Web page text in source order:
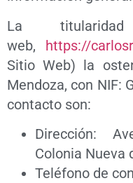
La
web, https://
Sitio Web) la
Mendoza, con NIF:
contacto son:
Dirección:
Colonia Nueva
Teléfono de